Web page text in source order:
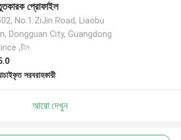
প্রোফাইল
No.1 ZiJin Road, Liaobu
Dongguan City, Guangdong
,চীন
সরবরাহকারী
আরো দেখুন